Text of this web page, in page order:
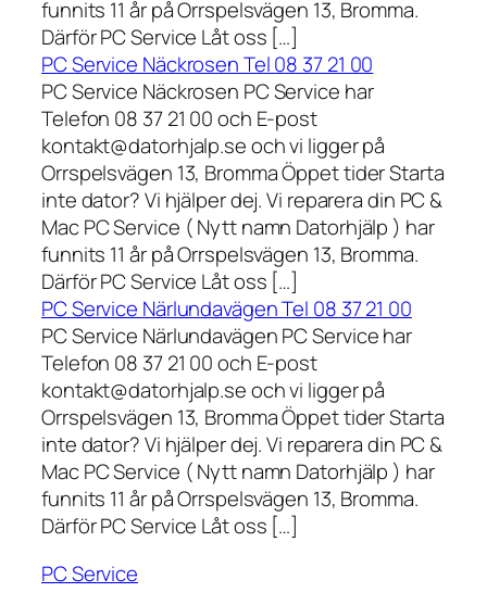
funnits 11 år på Orrspelsvägen 13, Bromma.
Därför PC Service Låt oss […]
PC Service Näckrosen Tel 08 37 21 00
PC Service Näckrosen PC Service har
Telefon 08 37 21 00 och E-post
kontakt@datorhjalp.se och vi ligger på
Orrspelsvägen 13, Bromma Öppet tider Starta
inte dator? Vi hjälper dej. Vi reparera din PC &
Mac PC Service ( Nytt namn Datorhjälp ) har
funnits 11 år på Orrspelsvägen 13, Bromma.
Därför PC Service Låt oss […]
PC Service Närlundavägen Tel 08 37 21 00
PC Service Närlundavägen PC Service har
Telefon 08 37 21 00 och E-post
kontakt@datorhjalp.se och vi ligger på
Orrspelsvägen 13, Bromma Öppet tider Starta
inte dator? Vi hjälper dej. Vi reparera din PC &
Mac PC Service ( Nytt namn Datorhjälp ) har
funnits 11 år på Orrspelsvägen 13, Bromma.
Därför PC Service Låt oss […]
PC Service